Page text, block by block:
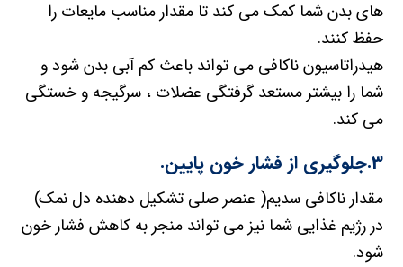
های بدن شما کمک می کند تا مقدار مناسب مایعات را
حفظ کنند.
هیدراتاسیون ناکافی می تواند باعث کم آبی بدن شود و
شما را بیشتر مستعد گرفتگی عضلات ، سرگیجه و خستگی
می کند.
3.جلوگیری از فشار خون پایین.
مقدار ناکافی سدیم( عنصر صلی تشکیل دهنده دل نمک)
در رژیم غذایی شما نیز می تواند منجر به کاهش فشار خون
شود.